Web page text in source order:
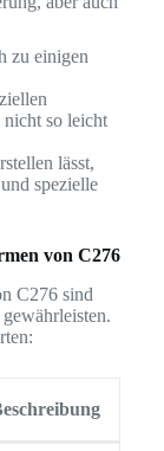
zu einigen
nicht so leicht
lässt,
spezielle
von C276
C276 sind